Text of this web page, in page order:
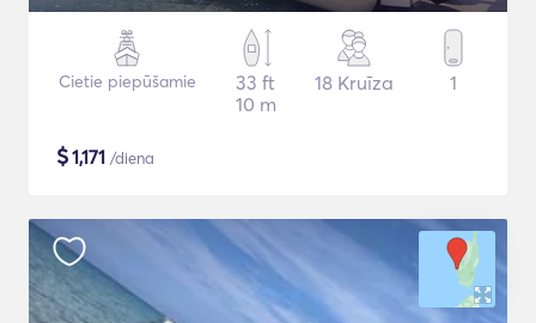
Cietie piepūšamie
33 ft
10 m
18 Kruīza 1
$1,171 /diena